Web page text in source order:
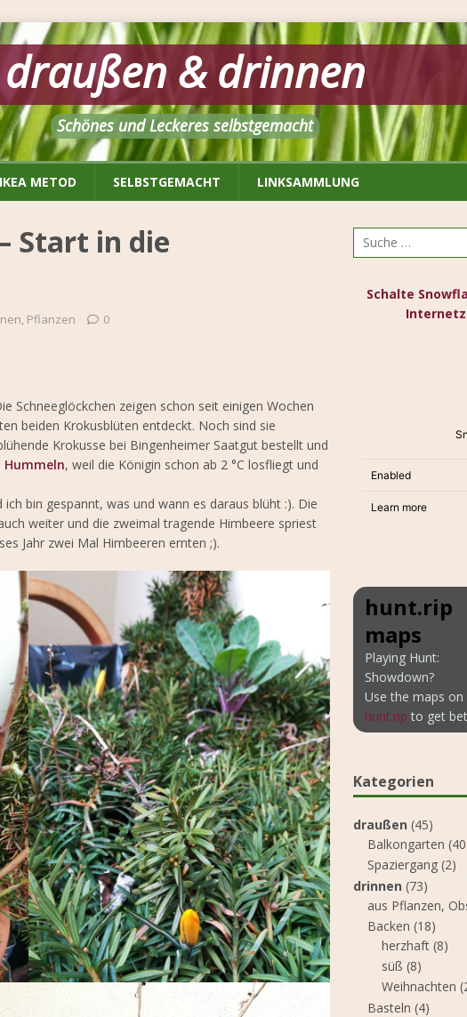
draußen & drinnen
Schönes und Leckeres selbstgemacht
IKEA METOD SELBSTGEMACHT LINKSAMMLUNG
Start in die
, Pflanzen 0
Schneeglöckchen zeigen schon seit einigen Wochen
beiden Krokusblüten entdeckt. Noch sind sie
Krokusse bei Bingenheimer Saatgut bestellt und
Hummeln, weil die Königin schon ab 2 °C losfliegt und
bin gespannt, was und wann es daraus blüht :). Die
weiter und die zweimal tragende Himbeere spriest
Jahr zwei Mal Himbeeren ernten ;).
Schalte
hunt.rip
maps
Playing Hunt:
Showdown?
Use the maps on
hunt.rip to get
Kategorien
draußen (45)
Balkongarten
Spaziergang(2)
drinnen (73)
aus Pflanzen,
Backen (18)
herzhaft(8)
süß (8)
Weihnachten
Basteln (4)